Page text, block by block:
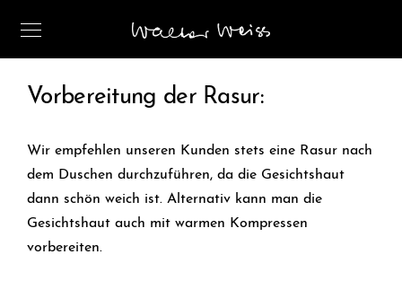
Vorbereitung der Rasur:
Wir empfehlen unseren Kunden stets eine Rasur nach
dem Duschen durchzuführen, da die Gesichtshaut
dann schön weich ist. Alternativ kann man die
Gesichtshaut auch mit warmen Kompressen
vorbereiten.